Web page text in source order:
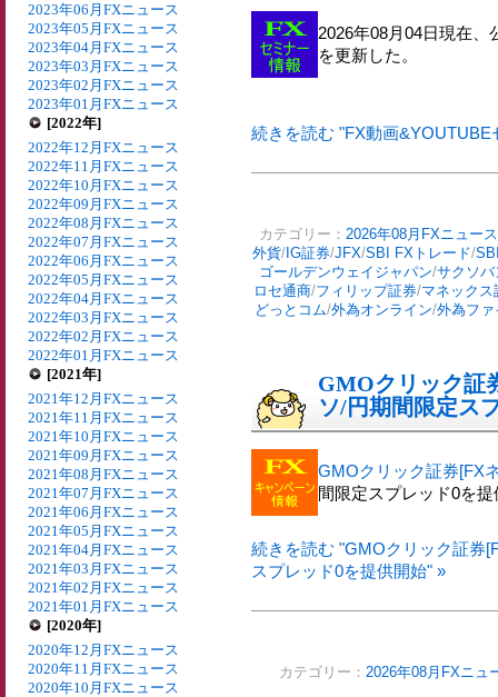
2023年06月FXニュース
2023年05月FXニュース
2023年04月FXニュース
2023年03月FXニュース
2023年02月FXニュース
2023年01月FXニュース
[2022年]
2022年12月FXニュース
2022年11月FXニュース
2022年10月FXニュース
2022年09月FXニュース
2022年08月FXニュース
2022年07月FXニュース
2022年06月FXニュース
2022年05月FXニュース
2022年04月FXニュース
2022年03月FXニュース
2022年02月FXニュース
2022年01月FXニュース
[2021年]
2021年12月FXニュース
2021年11月FXニュース
2021年10月FXニュース
2021年09月FXニュース
2021年08月FXニュース
2021年07月FXニュース
2021年06月FXニュース
2021年05月FXニュース
2021年04月FXニュース
2021年03月FXニュース
2021年02月FXニュース
2021年01月FXニュース
[2020年]
2020年12月FXニュース
2020年11月FXニュース
2020年10月FXニュース
2026年08月04日現在
を更新した。
続きを読む "FX動画
カテゴリー： 2026年08月FXニュース
外貨/ IG証券/JFX/SBI FXトレード/
ゴールデンウェイジャパン/サクソ
ロセ通商/フィリップ証券/マネックス
どっとコム/外為オンライン/外為フ
GMOクリック証
ソ/円期間限定ス
GMOクリック証券[FX
間限定スプレッド0を
続きを読む "GMOクリック証券
スプレッド0を提供開始" »
カテゴリー： 2026年08月FXニュ